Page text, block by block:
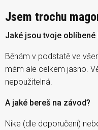
Jsem trochu
Jaké jsou tvoje oblíbené
Běhám v podstatě ve
mám ale celkem jasno.
nepoužitelná.
A jaké bereš na závod?
Nike (dle doporučení)